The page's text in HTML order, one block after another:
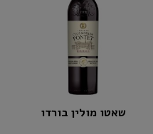
שאטו מולין בורדו